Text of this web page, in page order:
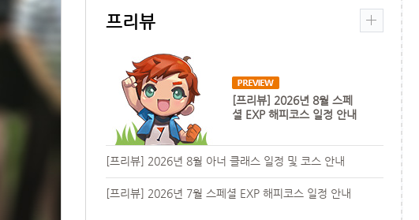
프리뷰
[프리뷰] 2026년 8월 스페
셜 EXP 해피코스 일정 안내
[프리뷰] 2026년 8월 아너 클래스 일정 및 코스 안내
[프리뷰] 2026년 7월 스페셜 EXP 해피코스 일정 안내